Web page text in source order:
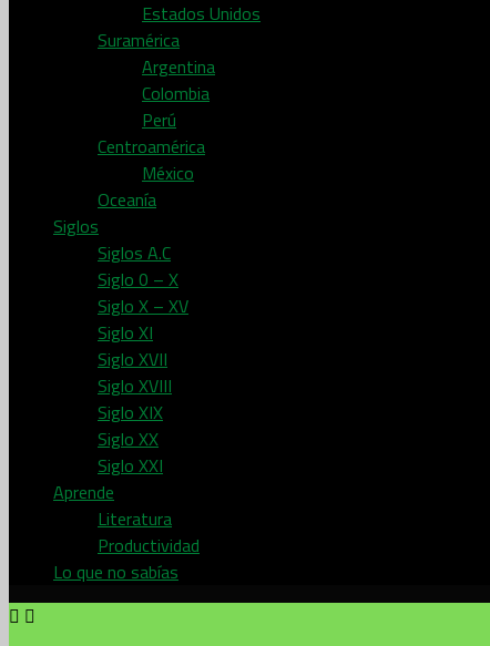
Estados Unidos
Suramérica
Argentina
Colombia
Perú
Centroamérica
México
Oceanía
Siglos
Siglos A.C
Siglo 0 – X
Siglo X – XV
Siglo XI
Siglo XVII
Siglo XVIII
Siglo XIX
Siglo XX
Siglo XXI
Aprende
Literatura
Productividad
Lo que no sabías